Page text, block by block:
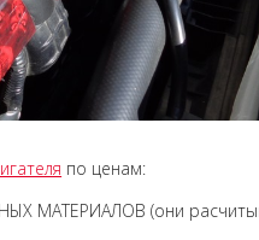
по ценам:
МАТЕРИАЛОВ (они